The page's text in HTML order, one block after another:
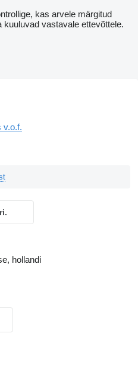
kas arvele märgitud
kuuluvad vastavale ettevõttele.
v.o.f.
hollandi